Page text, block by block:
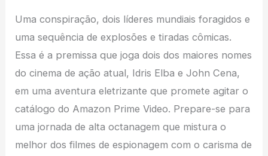
Uma conspiração, dois líderes mundiais foragidos e
uma sequência de explosões e tiradas cômicas.
Essa é a premissa que joga dois dos maiores nomes
do cinema de ação atual, Idris Elba e John Cena,
em uma aventura eletrizante que promete agitar o
catálogo do Amazon Prime Video. Prepare-se para
uma jornada de alta octanagem que mistura o
melhor dos filmes de espionagem com o carisma de